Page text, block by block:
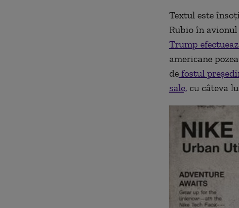
Textul este
Rubio în
Trump
americane
defostul
sale, cu câteva